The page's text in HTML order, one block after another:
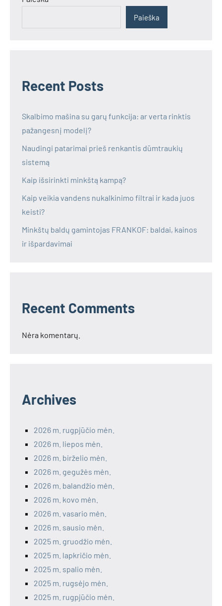
Paieška
Recent Posts
Skalbimo mašina su garų funkcija: ar verta rinktis
pažangesnį modelį?
Naudingi patarimai prieš renkantis dūmtraukių
sistemą
Kaip išsirinkti minkštą kampą?
Kaip veikia vandens nukalkinimo filtrai ir kada juos
keisti?
Minkštų baldų gamintojas FRANKOF: baldai, kainos
ir išpardavimai
Recent Comments
Nėra komentarų.
Archives
2026 m. rugpjūčio mėn.
2026 m. liepos mėn.
2026 m. birželio mėn.
2026 m. gegužės mėn.
2026 m. balandžio mėn.
2026 m. kovo mėn.
2026 m. vasario mėn.
2026 m. sausio mėn.
2025 m. gruodžio mėn.
2025 m. lapkričio mėn.
2025 m. spalio mėn.
2025 m. rugsėjo mėn.
2025 m. rugpjūčio mėn.